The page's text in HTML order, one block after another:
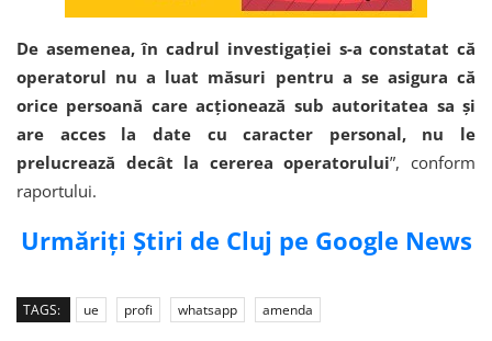
De asemenea, în cadrul investigației s-a constatat că
operatorul nu a luat măsuri pentru a se asigura că
orice persoană care acționează sub autoritatea sa și
are acces la date cu caracter personal, nu le
prelucrează decât la cererea operatorului”, conform
raportului.
Urmăriți Știri de Cluj pe Google News
TAGS: ue profi whatsapp amenda